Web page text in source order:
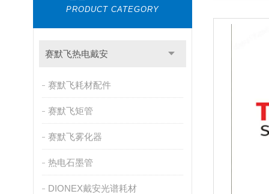
PRODUCT CATEGORY
赛默飞热电戴安
赛默飞耗材配件
赛默飞矩管
赛默飞雾化器
热电石墨管
DIONEX戴安光谱耗材